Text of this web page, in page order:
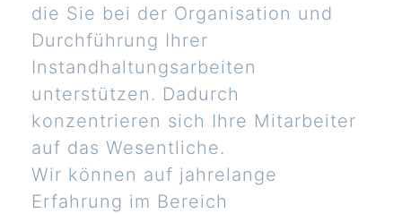
die Sie bei der Organisation und
Durchführung Ihrer
Instandhaltungsarbeiten
unterstützen. Dadurch
konzentrieren sich Ihre Mitarbeiter
auf das Wesentliche.
Wir können auf jahrelange
Erfahrung im Bereich